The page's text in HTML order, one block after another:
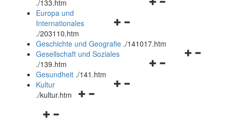
./133.htm
Navigationsmenü
und
schließen
Europa und
Internationales
./203110.htm
Geschichte und Geografie ./141017.htm
Navigationsmenü
Gesellschaft und Soziales
./139.htm
Navigationsmenü
Gesundheit ./141.htm
Navigationsmenü
Kultur
./kultur.htm
Navigationsmenü